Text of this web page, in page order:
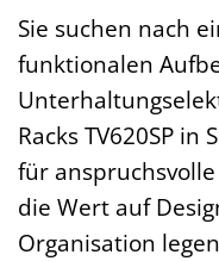
Sie suchen nach
funktionalen
Racks TV620SP
für
die Wert auf
Organisation